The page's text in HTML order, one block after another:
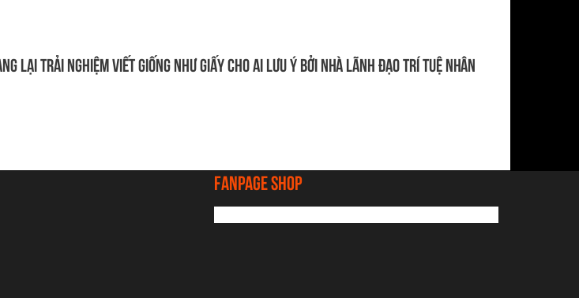
lại trải nghiệm viết giống như giấy cho AI Lưu ý bởi nhà lãnh đạo trí tuệ nhân
Fanpage shop